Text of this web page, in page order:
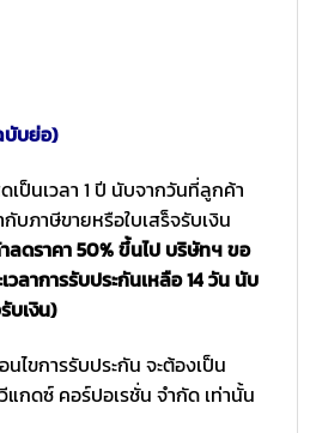
บับย่อ)
เป็นเวลา 1 ปี นับจากวันที่ลูกค้า
บภาษีขายหรือใบเสร็จรับเงิน
ดราคา 50% ขึ้นไป บริษัทฯ ขอ
ลาการรับประกันเหลือ 14 วัน นับ
บเงิน)
ไขการรับประกัน จะต้องเป็น
กดซ์ คอร์ปอเรชั่น จำกัด เท่านั้น